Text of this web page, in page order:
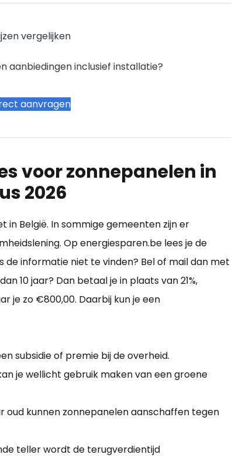
vergelijken
aanbiedingen inclusief installatie?
aanvragen
voor zonnepanelen in
2026
in België. In sommige gemeenten zijn er
Op energiesparen.be lees je de
de informatie niet te vinden? Bel of mail dan met
10 jaar? Dan betaal je in plaats van 21%,
je zo €800,00. Daarbij kun je een
subsidie of premie bij de overheid.
je wellicht gebruik maken van een groene
oud kunnen zonnepanelen aanschaffen tegen
teller wordt de terugverdientijd